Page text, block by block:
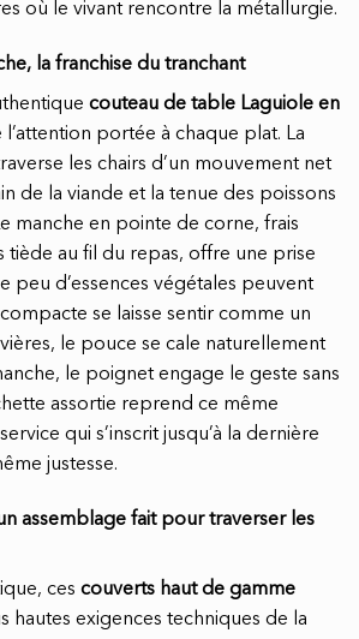
où le vivant rencontre la métallurgie.
la franchise du tranchant
couteau de table Laguiole en
portée à chaque plat. La
les chairs d’un mouvement net
de la viande et la tenue des poissons
manche en pointe de corne, frais
tiède au fil du repas, offre une prise
peu d’essences végétales peuvent
se laisse sentir comme un
le pouce se cale naturellement
le poignet engage le geste sans
assortie reprend ce même
qui s’inscrit jusqu’à la dernière
justesse.
assemblage fait pour traverser les
ces couverts haut de gamme
hautes exigences techniques de la